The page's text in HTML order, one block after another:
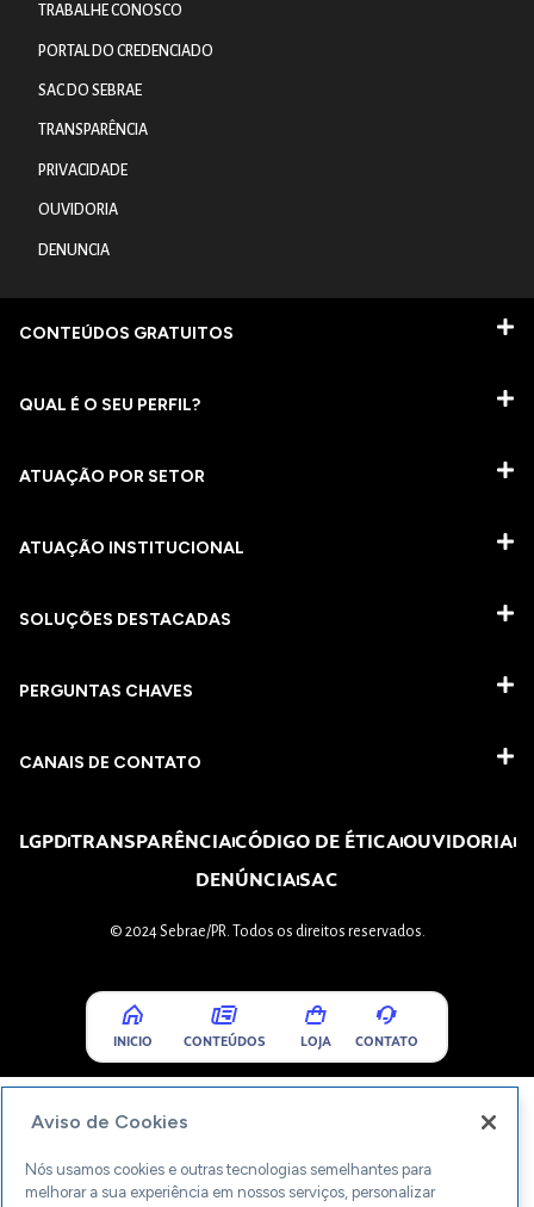
TRABALHE CONOSCO
PORTAL DO CREDENCIADO
SAC DO SEBRAE
TRANSPARÊNCIA
PRIVACIDADE
OUVIDORIA
DENUNCIA
CONTEÚDOS GRATUITOS
QUAL É O SEU PERFIL?
ATUAÇÃO POR SETOR
ATUAÇÃO INSTITUCIONAL
SOLUÇÕES DESTACADAS
PERGUNTAS CHAVES​
CANAIS DE CONTATO
LGPDTRANSPARÊNCIACÓDIGO DE ÉTICAOUVIDORIA
DENÚNCIASAC
© 2024 Sebrae/PR. Todos os direitos reservados.
INICIO CONTEÚDOS LOJA CONTATO
Aviso de Cookies
Nós usamos cookies e outras tecnologias semelhantes para
melhorar a sua experiência em nossos serviços, personalizar